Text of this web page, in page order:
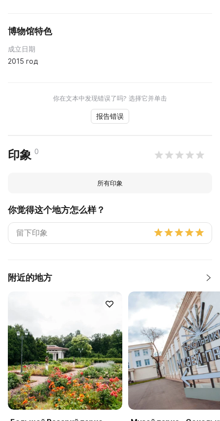
博物馆特色
成立日期
2015 год
你在文本中发现错误了吗? 选择它并单击
报告错误
印象 0
所有印象
你觉得这个地方怎么样？
附近的地方